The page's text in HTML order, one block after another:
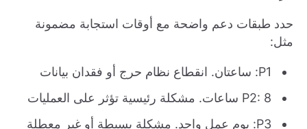
حدد طبقات دعم واضحة مع أوقات استجابة مضمونة
مثل:
P1: ساعتان. انقطاع نظام حرج أو فقدان بيانات
P2: 8 ساعات. مشكلة رئيسية تؤثر على العمليات
P3: يوم عمل واحد. مشكلة بسيطة أو غير معطلة